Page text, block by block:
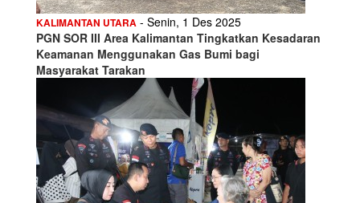
KALIMANTAN UTARA - Senin, 1 Des 2025
PGN SOR III Area Kalimantan Tingkatkan Kesadaran
Keamanan Menggunakan Gas Bumi bagi
Masyarakat Tarakan